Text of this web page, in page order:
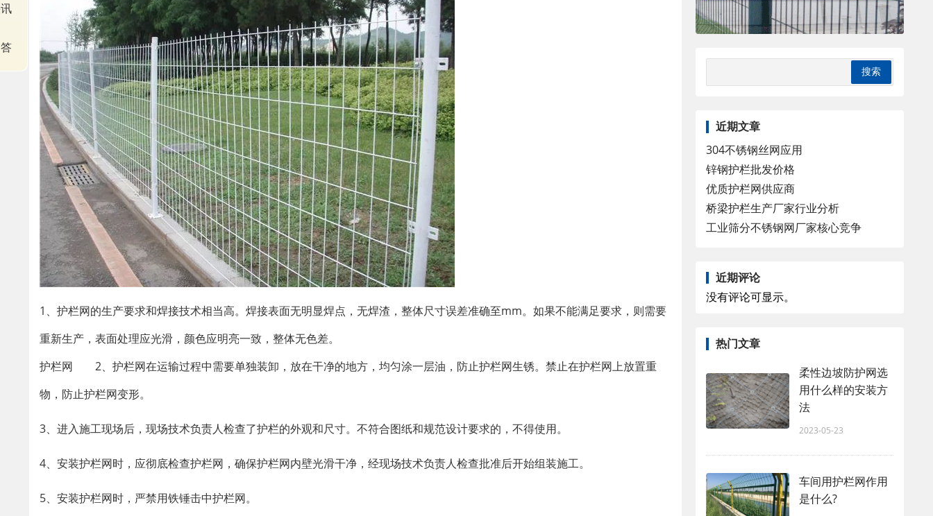
1、护栏网的生产要求和焊接技术相当高。焊接表面无明显焊点，无焊渣，整体尺寸误差准确至mm。如果不能满足要求，则需要
重新生产，表面处理应光滑，颜色应明亮一致，整体无色差。
护栏网 2、护栏网在运输过程中需要单独装卸，放在干净的地方，均匀涂一层油，防止护栏网生锈。禁止在护栏网上放置重
物，防止护栏网变形。
3、进入施工现场后，现场技术负责人检查了护栏的外观和尺寸。不符合图纸和规范设计要求的，不得使用。
4、安装护栏网时，应彻底检查护栏网，确保护栏网内壁光滑干净，经现场技术负责人检查批准后开始组装施工。
5、安装护栏网时，严禁用铁锤击中护栏网。
近期文章
304不锈钢丝网应用
锌钢护栏批发价格
优质护栏网供应商
桥梁护栏生产厂家行业分析
工业筛分不锈钢网厂家核心竞争
近期评论
没有评论可显示。
热门文章
柔性边坡防护网选
用什么样的安装方
法
2023-05-23
车间用护栏网作用
是什么?